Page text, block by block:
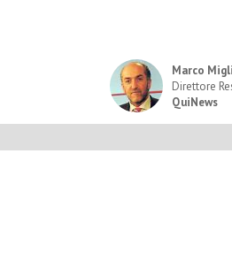
Marco Migli
Direttore
QuiNews